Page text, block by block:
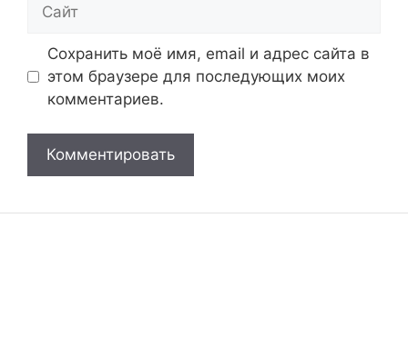
Сохранить моё имя, email и адрес сайта в
этом браузере для последующих моих
комментариев.